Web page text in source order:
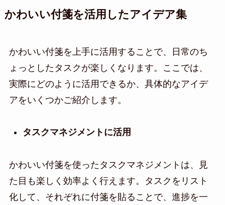
かわいい付箋を活用したアイデア集
かわいい付箋を上手に活用することで、日常のち
ょっとしたタスクが楽しくなります。ここでは、
実際にどのように活用できるか、具体的なアイデ
アをいくつかご紹介します。
タスクマネジメントに活用
かわいい付箋を使ったタスクマネジメントは、見
た目も楽しく効率よく行えます。タスクをリスト
化して、それぞれに付箋を貼ることで、進捗を一